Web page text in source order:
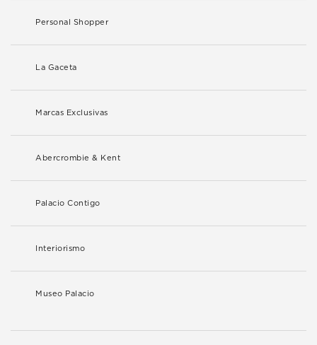
Personal Shopper
La Gaceta
Marcas Exclusivas
Abercrombie & Kent
Palacio Contigo
Interiorismo
Museo Palacio